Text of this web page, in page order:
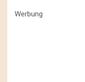
Werbung